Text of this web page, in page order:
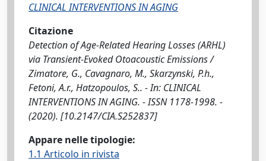
CLINICAL INTERVENTIONS IN AGING
Citazione
Detection of Age-Related Hearing Losses (ARHL)
via Transient-Evoked Otoacoustic Emissions /
Zimatore, G., Cavagnaro, M., Skarzynski, P.h.,
Fetoni, A.r., Hatzopoulos, S.. - In: CLINICAL
INTERVENTIONS IN AGING. - ISSN 1178-1998. -
(2020). [10.2147/CIA.S252837]
Appare nelle tipologie:
1.1 Articolo in rivista